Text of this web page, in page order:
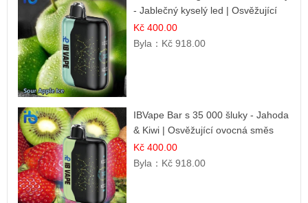
- Jablečný kyselý led | Osvěžující
kyselá jablka
Kč 400.00
Byla： Kč 918.00
IBVape Bar s 35 000 šluky - Jahoda
& Kiwi | Osvěžující ovocná směs
Kč 400.00
Byla： Kč 918.00